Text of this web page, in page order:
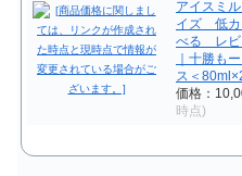
アイスミ
イズ 低
べる レビ
｜十勝も
ス＜
価格：
時点)